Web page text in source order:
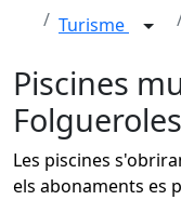
Turisme
Piscines
Les piscines
els abonaments es